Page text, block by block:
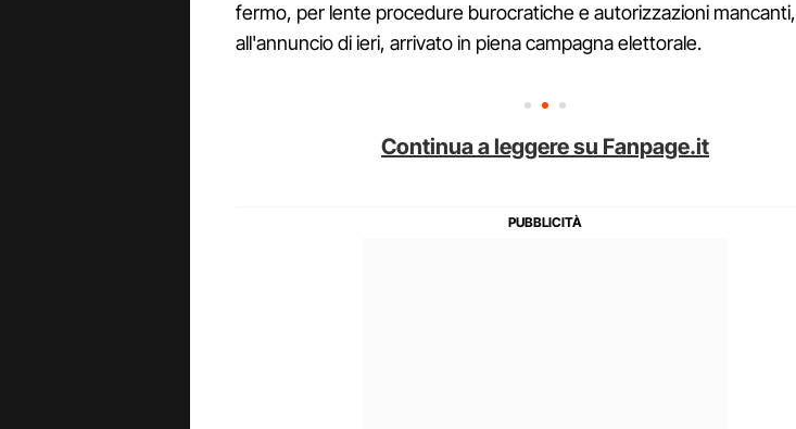
fermo, per lente procedure burocratiche e autorizzazioni
all'annuncio di ieri, arrivato in piena campagna elettorale.
Continua a leggere su Fanpage.it